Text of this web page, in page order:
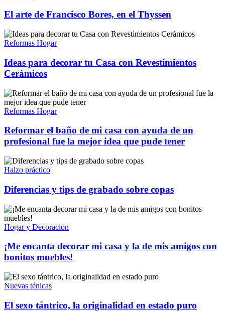
El arte de Francisco Bores, en el Thyssen
Reformas Hogar
Ideas para decorar tu Casa con Revestimientos
Cerámicos
Reformas Hogar
Reformar el baño de mi casa con ayuda de un
profesional fue la mejor idea que pude tener
Halzo práctico
Diferencias y tips de grabado sobre copas
Hogar y Decoración
¡Me encanta decorar mi casa y la de mis amigos con
bonitos muebles!
Nuevas ténicas
El sexo tántrico, la originalidad en estado puro